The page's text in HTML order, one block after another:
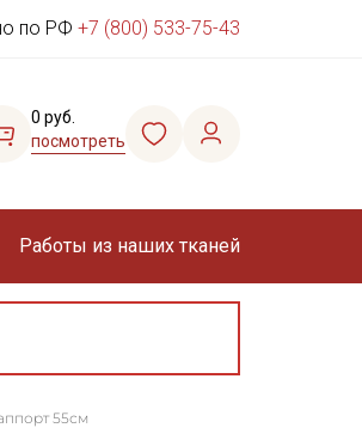
по РФ +7 (800) 533-75-43
0 руб.
посмотреть
Работы из наших тканей
55см